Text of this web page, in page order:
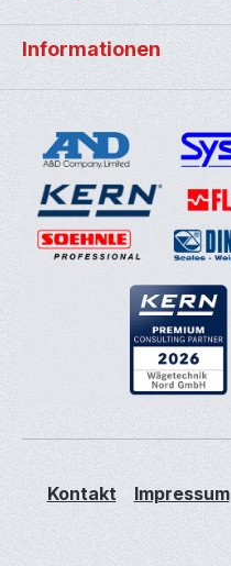
Informationen
Kontakt Impressum